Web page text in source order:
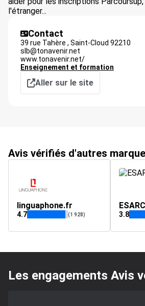
l'étranger...
Contact
39 rue Tahère , Saint-Cloud 92210
slb@tonavenir.net
www.tonavenir.net/
Enseignement et formation
Aller sur le site
Avis vérifiés d'autres
linguaphone.fr
4.7 (1 928)
ESARC
3.8
Les engagements Avis